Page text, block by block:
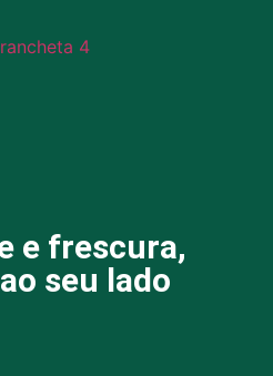
e frescura,
seu lado